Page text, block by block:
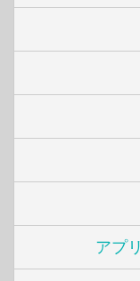
アプ